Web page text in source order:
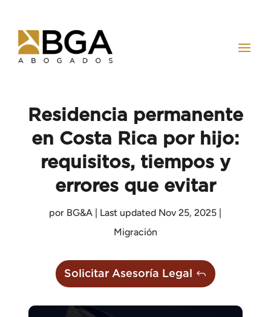
Residencia permanente
en Costa Rica por hijo:
requisitos, tiempos y
errores que evitar
por BG&A | Last updated Nov 25, 2025 |
Migración
Solicitar Asesoría Legal